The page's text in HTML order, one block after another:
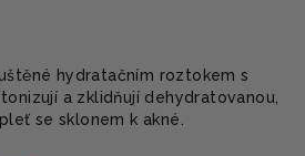
hydratačním roztokem s
a zklidňují dehydratovanou,
se sklonem k akné.